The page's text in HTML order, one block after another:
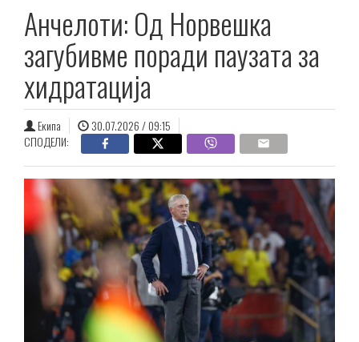
Анчелоти: Од Норвешка
загубивме поради паузата за
хидратација
Екипа
30.07.2026 / 09:15
СПОДЕЛИ: